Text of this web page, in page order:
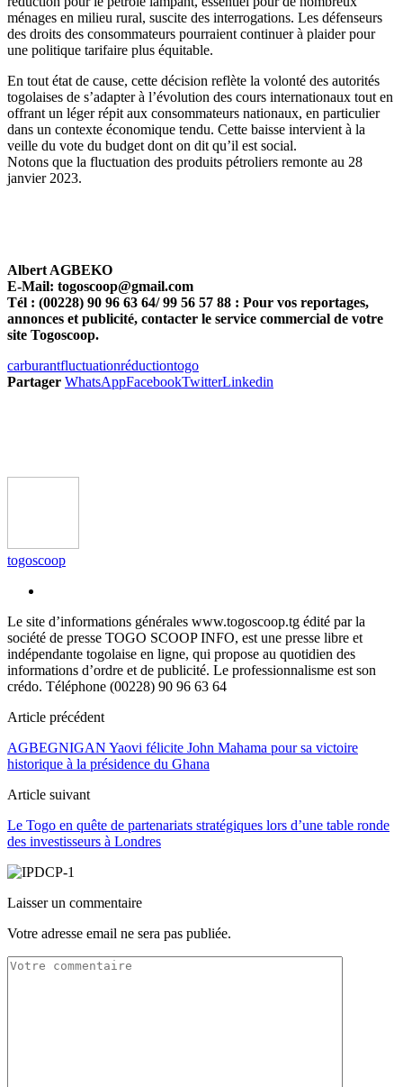
ménages en milieu rural, suscite des interrogations. Les défenseurs
des droits des consommateurs pourraient continuer à plaider pour
une politique tarifaire plus équitable.
En tout état de cause, cette décision reflète la volonté des autorités
togolaises de s’adapter à l’évolution des cours internationaux tout en
offrant un léger répit aux consommateurs nationaux, en particulier
dans un contexte économique tendu. Cette baisse intervient à la
veille du vote du budget dont on dit qu’il est social.
Notons que la fluctuation des produits pétroliers remonte au 28
janvier 2023.
Albert AGBEKO
E-Mail: togoscoop@gmail.com
Tél : (00228) 90 96 63 64/ 99 56 57 88 : Pour vos reportages,
annonces et publicité, contacter le service commercial de votre
site Togoscoop.
carburantfluctuationréductiontogo
Partager WhatsAppFacebookTwitterLinkedin
togoscoop
Le site d’informations générales www.togoscoop.tg édité par la
société de presse TOGO SCOOP INFO, est une presse libre et
indépendante togolaise en ligne, qui propose au quotidien des
informations d’ordre et de publicité. Le professionnalisme est son
crédo. Téléphone (00228) 90 96 63 64
Article précédent
AGBEGNIGAN Yaovi félicite John Mahama pour sa victoire
historique à la présidence du Ghana
Article suivant
Le Togo en quête de partenariats stratégiques lors d’une table ronde
des investisseurs à Londres
Laisser un commentaire
Votre adresse email ne sera pas publiée.